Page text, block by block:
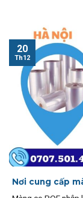
Nơi cung cấp
20
Th12